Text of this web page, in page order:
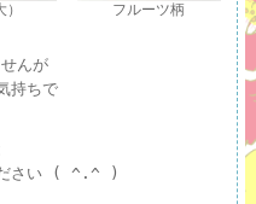
フルーツ柄
んが
持ちで
ださい ( ^.^ )